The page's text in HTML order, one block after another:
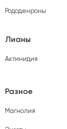
Рододенроны
Лианы
Актинидия
Разное
Магнолия